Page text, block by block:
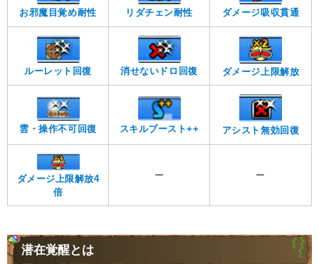
お邪魔目覚め耐性 リダチェン耐性 ダメージ吸収貫通
ルーレット回復 消せないドロ回復 ダメージ上限解放
雲・操作不可回復 スキルブースト++ アシスト無効回復
ダメージ上限解放4
倍
ー ー
潜在覚醒とは